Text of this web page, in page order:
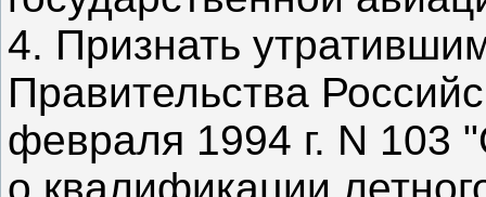
4. Признать
Правительства
февраля 1994 г. N 103
о квалификации